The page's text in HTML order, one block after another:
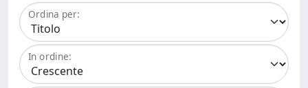
Ordina per:
In ordine: